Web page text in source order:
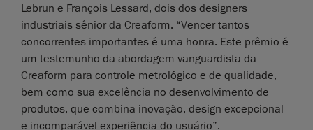
Lebrun e François Lessard, dois dos designers
industriais sênior da Creaform. “Vencer tantos
concorrentes importantes é uma honra. Este prêmio é
um testemunho da abordagem vanguardista da
Creaform para controle metrológico e de qualidade,
bem como sua excelência no desenvolvimento de
produtos, que combina inovação, design excepcional
e incomparável experiência do usuário”.